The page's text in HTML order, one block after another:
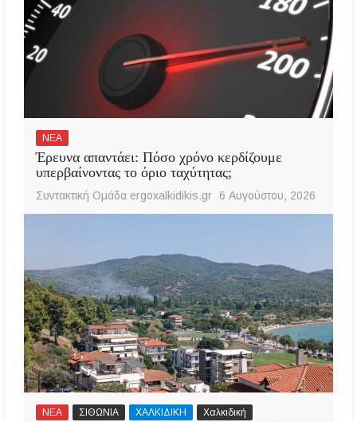
ΝΕΑ
Έρευνα απαντάει: Πόσο χρόνο κερδίζουμε
υπερβαίνοντας το όριο ταχύτητας;
Συντακτική Ομάδα ergoxalkidikis.gr 6 Αυγούστου, 2026
ΝΕΑ ΣΙΘΩΝΙΑ ΧΑΛΚΙΔΙΚΗ Χαλκιδική